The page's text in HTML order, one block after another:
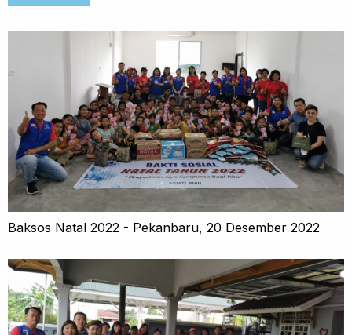
Baksos Natal 2022 - Pekanbaru, 20 Desember 2022